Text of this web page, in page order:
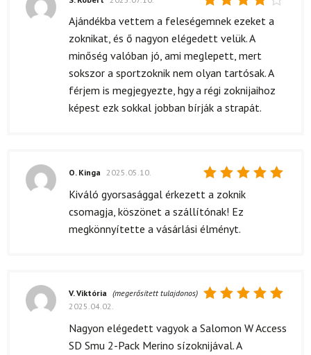
Értékelés:
Ajándékba vettem a feleségemnek ezeket a
zoknikat, és ő nagyon elégedett velük. A
minőség valóban jó, ami meglepett, mert
sokszor a sportzoknik nem olyan tartósak. A
férjem is megjegyezte, hgy a régi zoknijaihoz
képest ezk sokkal jobban bírják a strapát.
Értékelés:
O. Kinga 2025.05.10.
Kiváló gyorsasággal érkezett a zoknik
csomagja, köszönet a szállítónak! Ez
megkönnyítette a vásárlási élményt.
5 / 5
V. Viktória (megerősített tulajdonos)
2025.04.02.
Nagyon elégedett vagyok a Salomon W Access
SD Smu 2-Pack Merino sízoknijával. A